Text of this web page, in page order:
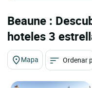
Beaune :
hoteles 3
Mapa Ordenar